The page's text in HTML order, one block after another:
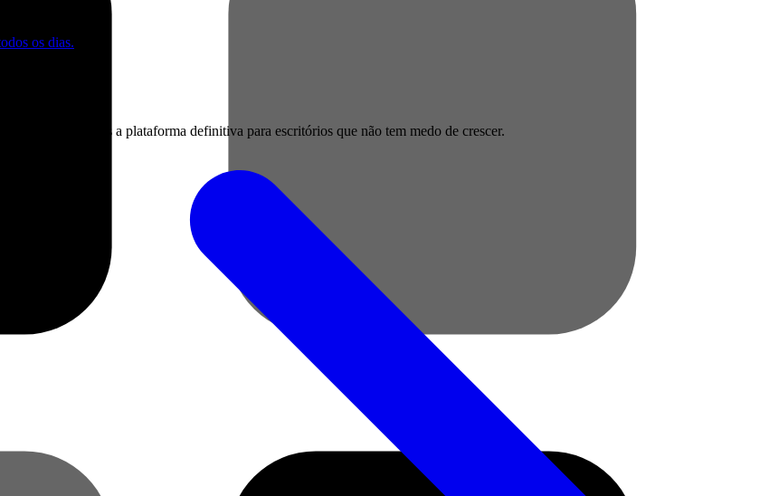
os dias.
lucro, somos a plataforma definitiva para escritórios que não tem medo de crescer.